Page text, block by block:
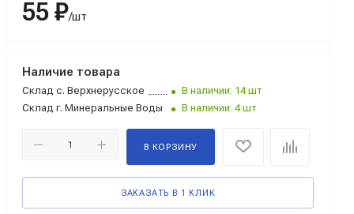
55 ₽/шт
Наличие товара
Склад с. Верхнерусское
В наличии: 14 шт
Склад г. Минеральные Воды В наличии: 4 шт
В КОРЗИНУ
ЗАКАЗАТЬ В 1 КЛИК